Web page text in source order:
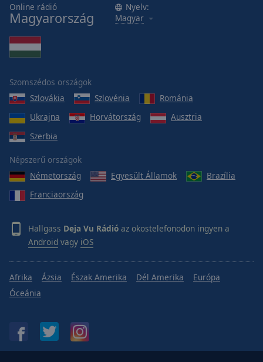
Online rádió
Magyarország
Nyelv:
Magyar
Szomszédos országok
Szlovákia
Szlovénia
Románia
Ukrajna
Horvátország
Ausztria
Szerbia
Népszerű országok
Németország
Egyesült Államok
Brazília
Franciaország
Hallgass Deja Vu Rádió az okostelefonodon ingyen a
Android vagy iOS
Afrika Ázsia Észak Amerika Dél Amerika
Európa
Óceánia